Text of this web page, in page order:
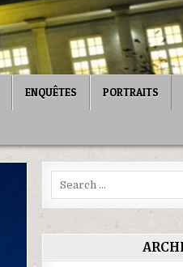
ENQUÊTES PORTRAITS